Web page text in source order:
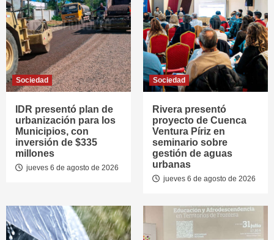
Sociedad
IDR presentó plan de
urbanización para los
Municipios, con
inversión de $335
millones
jueves 6 de agosto de 2026
Sociedad
Rivera presentó
proyecto de Cuenca
Ventura Píriz en
seminario sobre
gestión de aguas
urbanas
jueves 6 de agosto de 2026